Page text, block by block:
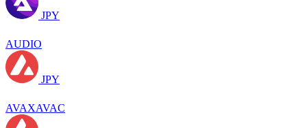
JPY
AUDIO
JPY
AVAXAVAC